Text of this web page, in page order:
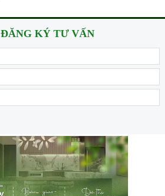
ĐĂNG KÝ TƯ VẤN